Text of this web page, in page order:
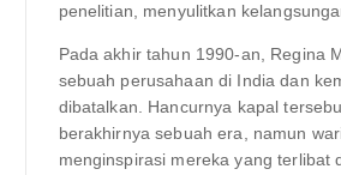
penelitian, menyulitkan
Pada akhir tahun 1990-an, Regina
sebuah perusahaan di India dan
dibatalkan. Hancurnya kapal
berakhirnya sebuah era, namun
menginspirasi mereka yang terlibat